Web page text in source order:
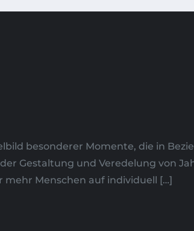
besonderer Momente, die in
Gestaltung und Veredelung von
Menschen auf individuell […]